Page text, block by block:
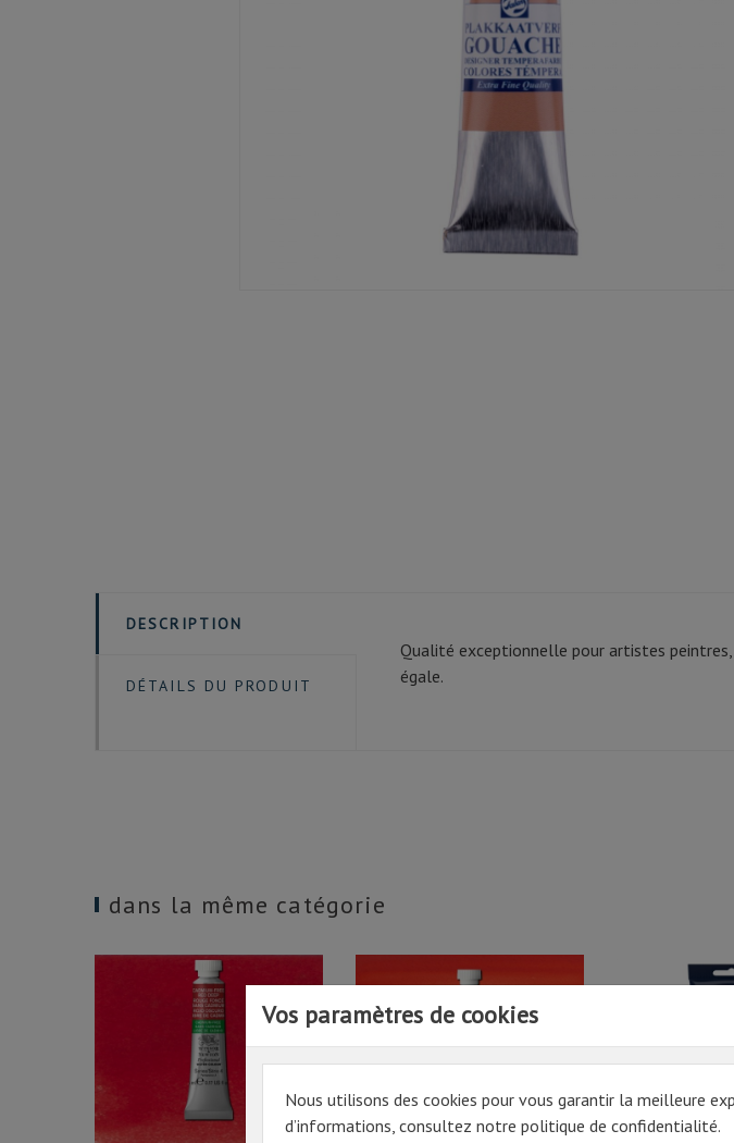
Vos paramètres de cookies
Nous utilisons des cookies pour vous garantir la meilleure
d’informations, consultez notre politique de confidentialité.
DESCRIPTION
DÉTAILS DU PRODUIT
Qualité exceptionnelle pour artistes
égale.
dans la même catégorie